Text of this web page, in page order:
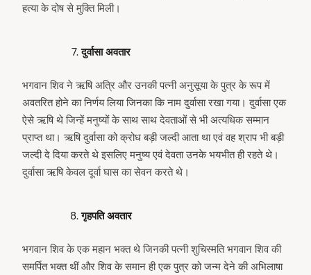
हत्या के दोष से मुक्ति मिली।
दुर्वासा अवतार
भगवान शिव ने ऋषि अत्रि और उनकी पत्नी अनुसूया के पुत्र के रूप में
अवतरित होने का निर्णय लिया जिनका कि नाम दुर्वासा रखा गया। दुर्वासा एक
ऐसे ऋषि थे जिन्हें मनुष्यों के साथ साथ देवताओं से भी अत्यधिक सम्मान
प्राप्त था। ऋषि दुर्वासा को क्रोध बड़ी जल्दी आता था एवं वह श्राप भी बड़ी
जल्दी दे दिया करते थे इसलिए मनुष्य एवं देवता उनके भयभीत ही रहते थे।
दुर्वासा ऋषि केवल दूर्वा घास का सेवन करते थे।
गृहपति अवतार
भगवान शिव के एक महान भक्त थे जिनकी पत्नी शुचिस्मति भगवान शिव की
समर्पित भक्त थीं और शिव के समान ही एक पुत्र को जन्म देने की अभिलाषा